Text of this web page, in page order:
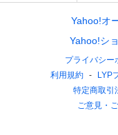
Yahoo!オ
Yahoo!シ
プライバシー
利用規約
LYP
特定商取引
ご意見・